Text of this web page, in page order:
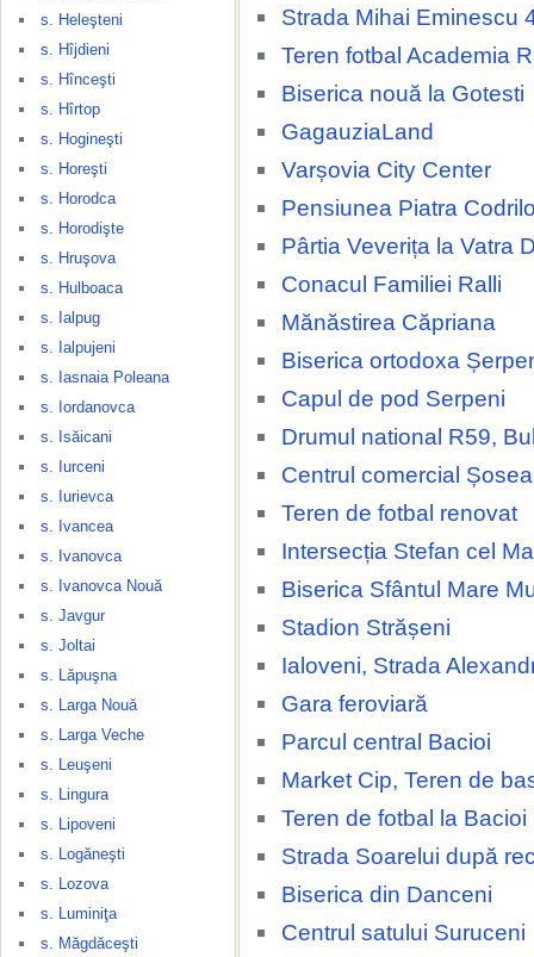
s. Heleşteni
s. Hîjdieni
s. Hînceşti
s. Hîrtop
s. Hogineşti
s. Horeşti
s. Horodca
s. Horodişte
s. Hruşova
s. Hulboaca
s. Ialpug
s. Ialpujeni
s. Iasnaia Poleana
s. Iordanovca
s. Isăicani
s. Iurceni
s. Iurievca
s. Ivancea
s. Ivanovca
s. Ivanovca Nouă
s. Javgur
s. Joltai
s. Lăpuşna
s. Larga Nouă
s. Larga Veche
s. Leuşeni
s. Lingura
s. Lipoveni
s. Logăneşti
s. Lozova
s. Luminiţa
s. Măgdăceşti
Strada Mihai Eminescu
Teren fotbal Academia
Biserica nouă la Gotesti
GagauziaLand
Varșovia City Center
Pensiunea Piatra
Pârtia Veverița la Vatra
Conacul Familiei Ralli
Mănăstirea Căpriana
Biserica ortodoxa
Capul de pod Serpeni
Drumul national R59,
Centrul comercial
Teren de fotbal renovat
Intersecția Stefan cel
Biserica Sfântul Mare
Stadion Strășeni
Ialoveni, Strada
Gara feroviară
Parcul central Bacioi
Market Cip, Teren de
Teren de fotbal la Bacioi
Strada Soarelui după
Biserica din Danceni
Centrul satului Suruceni